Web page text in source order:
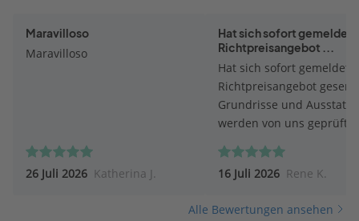
Maravilloso
Maravilloso
26 Juli 2026 Katherina J.
Hat sich sofort gemeldet.
Richtpreisangebot ...
Hat sich sofort gemeldet.
Richtpreisangebot
Grundrisse und
werden von uns geprüft.
16 Juli 2026 Rene K.
Alle Bewertungen ansehen